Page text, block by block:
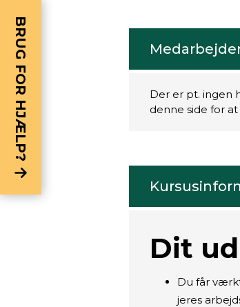
Der er pt. ingen
denne side for
Dit
Du får
jeres
BRUG FOR HJÆLP?